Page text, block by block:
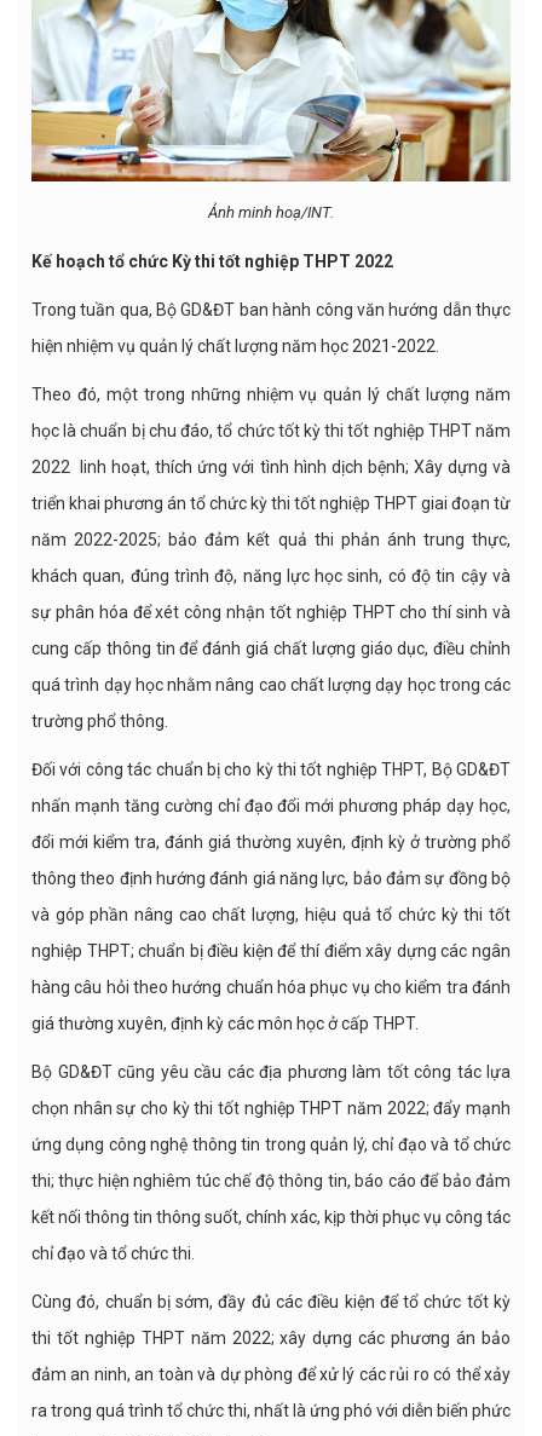
Ảnh minh hoạ/INT.
Kế hoạch tổ chức Kỳ thi tốt nghiệp THPT 2022
Trong tuần qua, Bộ GD&ĐT ban hành công văn hướng dẫn thực
hiện nhiệm vụ quản lý chất lượng năm học 2021-2022.
Theo đó, một trong những nhiệm vụ quản lý chất lượng năm
học là chuẩn bị chu đáo, tổ chức tốt kỳ thi tốt nghiệp THPT năm
2022 linh hoạt, thích ứng với tình hình dịch bệnh; Xây dựng và
triển khai phương án tổ chức kỳ thi tốt nghiệp THPT giai đoạn từ
năm 2022-2025; bảo đảm kết quả thi phản ánh trung thực,
khách quan, đúng trình độ, năng lực học sinh, có độ tin cậy và
sự phân hóa để xét công nhận tốt nghiệp THPT cho thí sinh và
cung cấp thông tin để đánh giá chất lượng giáo dục, điều chỉnh
quá trình dạy học nhằm nâng cao chất lượng dạy học trong các
trường phổ thông.
Đối với công tác chuẩn bị cho kỳ thi tốt nghiệp THPT, Bộ GD&ĐT
nhấn mạnh tăng cường chỉ đạo đổi mới phương pháp dạy học,
đổi mới kiểm tra, đánh giá thường xuyên, định kỳ ở trường phổ
thông theo định hướng đánh giá năng lực, bảo đảm sự đồng bộ
và góp phần nâng cao chất lượng, hiệu quả tổ chức kỳ thi tốt
nghiệp THPT; chuẩn bị điều kiện để thí điểm xây dựng các ngân
hàng câu hỏi theo hướng chuẩn hóa phục vụ cho kiểm tra đánh
giá thường xuyên, định kỳ các môn học ở cấp THPT.
Bộ GD&ĐT cũng yêu cầu các địa phương làm tốt công tác lựa
chọn nhân sự cho kỳ thi tốt nghiệp THPT năm 2022; đẩy mạnh
ứng dụng công nghệ thông tin trong quản lý, chỉ đạo và tổ chức
thi; thực hiện nghiêm túc chế độ thông tin, báo cáo để bảo đảm
kết nối thông tin thông suốt, chính xác, kịp thời phục vụ công tác
chỉ đạo và tổ chức thi.
Cùng đó, chuẩn bị sớm, đầy đủ các điều kiện để tổ chức tốt kỳ
thi tốt nghiệp THPT năm 2022; xây dựng các phương án bảo
đảm an ninh, an toàn và dự phòng để xử lý các rủi ro có thể xảy
ra trong quá trình tổ chức thi, nhất là ứng phó với diễn biến phức